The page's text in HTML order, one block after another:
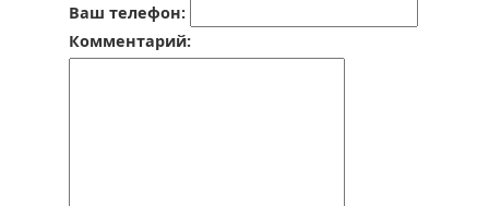
Ваш телефон:
Комментарий: